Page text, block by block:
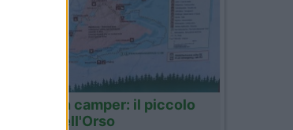
Finlandia in camper: il piccolo
sentiero dell'Orso